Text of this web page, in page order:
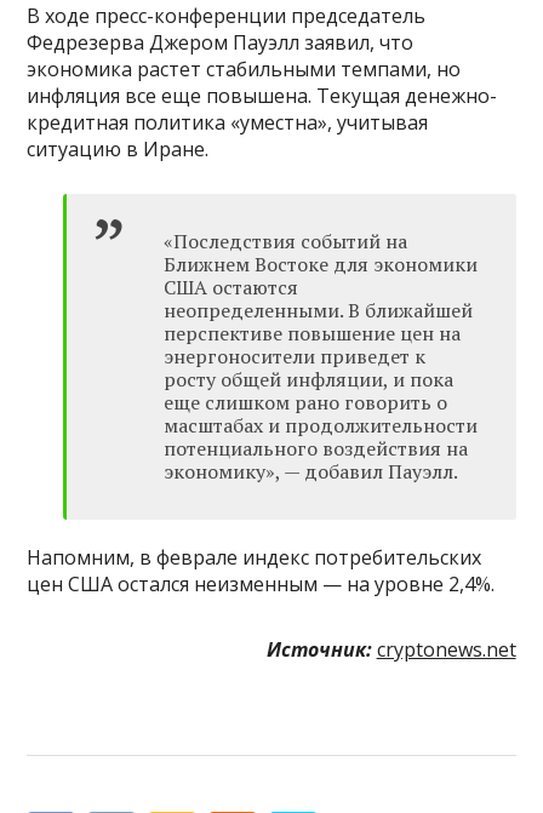
В ходе пресс-конференции председатель
Федрезерва Джером Пауэлл заявил, что
экономика растет стабильными темпами, но
инфляция все еще повышена. Текущая денежно-
кредитная политика «уместна», учитывая
ситуацию в Иране.
«Последствия событий на
Ближнем Востоке для экономики
США остаются
неопределенными. В ближайшей
перспективе повышение цен на
энергоносители приведет к
росту общей инфляции, и пока
еще слишком рано говорить о
масштабах и продолжительности
потенциального воздействия на
экономику», — добавил Пауэлл.
Напомним, в феврале индекс потребительских
цен США остался неизменным — на уровне 2,4%.
Источник: cryptonews.net